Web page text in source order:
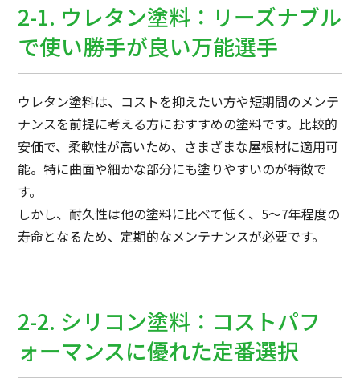
2-1. ウレタン塗料：リーズナブル
で使い勝手が良い万能選手
ウレタン塗料は、コストを抑えたい方や短期間のメンテ
ナンスを前提に考える方におすすめの塗料です。比較的
安価で、柔軟性が高いため、さまざまな屋根材に適用可
能。特に曲面や細かな部分にも塗りやすいのが特徴で
す。
しかし、耐久性は他の塗料に比べて低く、5〜7年程度の
寿命となるため、定期的なメンテナンスが必要です。
2-2. シリコン塗料：コストパフ
ォーマンスに優れた定番選択